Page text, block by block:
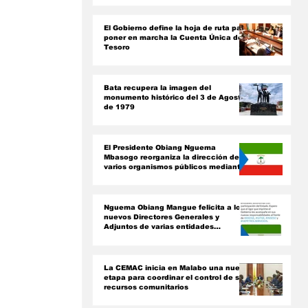
El Gobierno define la hoja de ruta para
poner en marcha la Cuenta Única del
Tesoro
Bata recupera la imagen del
monumento histórico del 3 de Agosto
de 1979
El Presidente Obiang Nguema
Mbasogo reorganiza la dirección de
varios organismos públicos mediante
Nguema Obiang Mangue felicita a los
nuevos Directores Generales y
Adjuntos de varias entidades
La CEMAC inicia en Malabo una nueva
etapa para coordinar el control de sus
recursos comunitarios